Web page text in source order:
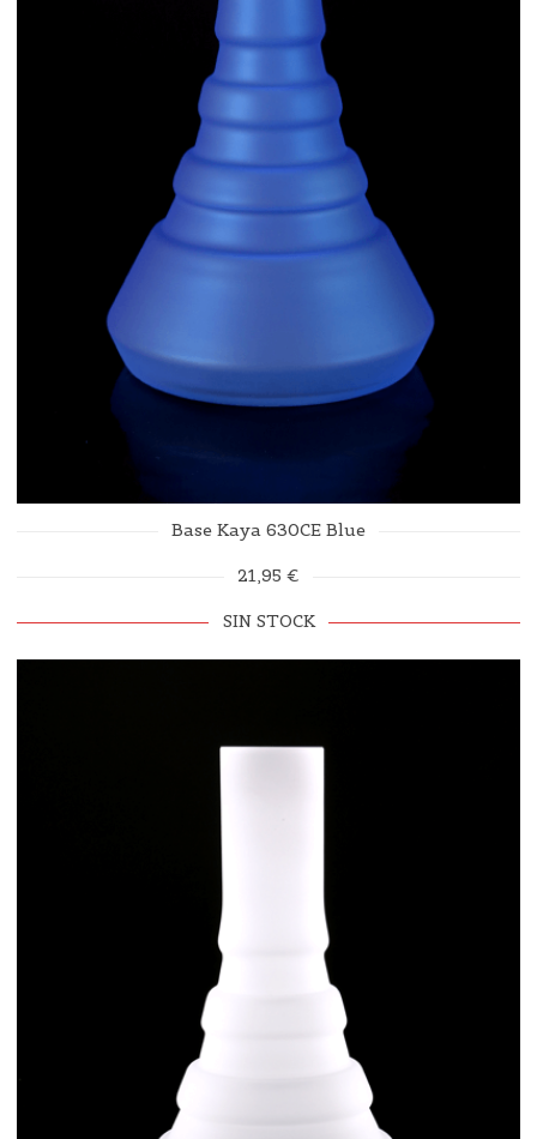
Base Kaya 630CE Blue
21,95 €
SIN STOCK